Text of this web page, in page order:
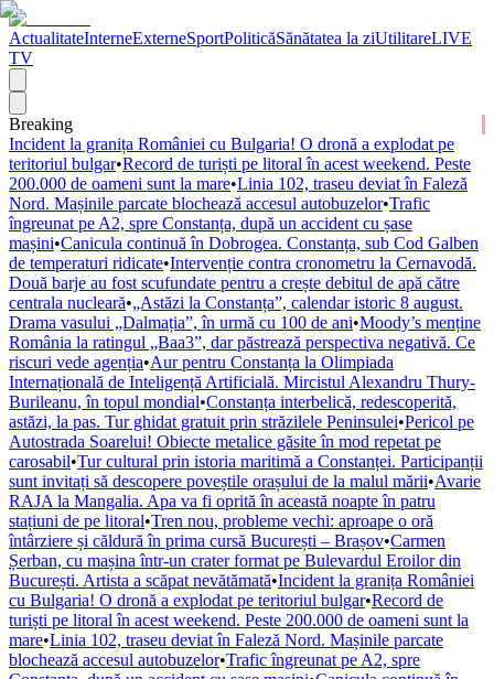
ActualitateInterneExterneSportPoliticăSănătatea la ziUtilitareLIVE
TV
Breaking
Incident la granița României cu Bulgaria! O dronă a explodat pe
teritoriul bulgar•Record de turiști pe litoral în acest weekend. Peste
200.000 de oameni sunt la mare•Linia 102, traseu deviat în Faleză
Nord. Mașinile parcate blochează accesul autobuzelor•Trafic
îngreunat pe A2, spre Constanța, după un accident cu șase
mașini•Canicula continuă în Dobrogea. Constanța, sub Cod Galben
de temperaturi ridicate•Intervenție contra cronometru la Cernavodă.
Două barje au fost scufundate pentru a crește debitul de apă către
centrala nucleară•„Astăzi la Constanța”, calendar istoric 8 august.
Drama vasului „Dalmația”, în urmă cu 100 de ani•Moody’s menține
România la ratingul „Baa3”, dar păstrează perspectiva negativă. Ce
riscuri vede agenția•Aur pentru Constanța la Olimpiada
Internațională de Inteligență Artificială. Mircistul Alexandru Thury-
Burileanu, în topul mondial•Constanța interbelică, redescoperită,
astăzi, la pas. Tur ghidat gratuit prin străzilele Peninsulei•Pericol pe
Autostrada Soarelui! Obiecte metalice găsite în mod repetat pe
carosabil•Tur cultural prin istoria maritimă a Constanței. Participanții
sunt invitați să descopere poveștile orașului de la malul mării•Avarie
RAJA la Mangalia. Apa va fi oprită în această noapte în patru
stațiuni de pe litoral•Tren nou, probleme vechi: aproape o oră
întârziere și căldură în prima cursă București – Brașov•Carmen
Șerban, cu mașina într-un crater format pe Bulevardul Eroilor din
București. Artista a scăpat nevătămată•Incident la granița României
cu Bulgaria! O dronă a explodat pe teritoriul bulgar•Record de
turiști pe litoral în acest weekend. Peste 200.000 de oameni sunt la
mare•Linia 102, traseu deviat în Faleză Nord. Mașinile parcate
blochează accesul autobuzelor•Trafic îngreunat pe A2, spre